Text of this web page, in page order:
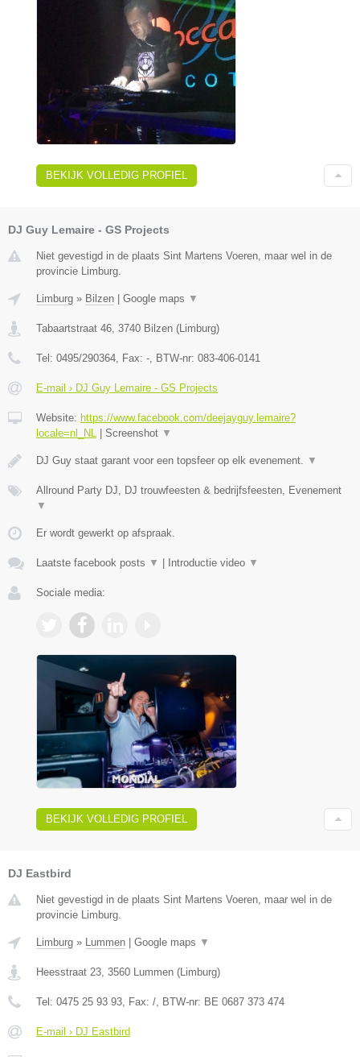
BEKIJK VOLLEDIG PROFIEL
DJ Guy Lemaire - GS Projects
Niet gevestigd in de plaats Sint Martens Voeren, maar wel in de
provincie Limburg.
Limburg » Bilzen Google maps ▼
Tabaartstraat 46, 3740 Bilzen (Limburg)
Tel: 0495/290364, Fax: -, BTW-nr: 083-406-0141
E-mail › DJ Guy Lemaire - GS Projects
Website: https://www.facebook.com/deejayguy.lemaire?
locale=nl_NL
Screenshot ▼
DJ Guy staat garant voor een topsfeer op elk evenement. ▼
Allround Party DJ, DJ trouwfeesten & bedrijfsfeesten, Evenement
▼
Er wordt gewerkt op afspraak.
Laatste facebook posts ▼ Introductie video ▼
Sociale media:
BEKIJK VOLLEDIG PROFIEL
DJ Eastbird
Niet gevestigd in de plaats Sint Martens Voeren, maar wel in de
provincie Limburg.
Limburg » Lummen Google maps ▼
Heesstraat 23, 3560 Lummen (Limburg)
Tel: 0475 25 93 93, Fax: /, BTW-nr: BE 0687 373 474
E-mail › DJ Eastbird